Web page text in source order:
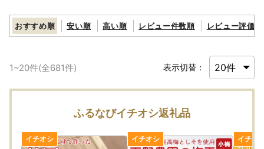
おすすめ順 安い順 高い順 レビュー件数順 レビュー評価順
1~20件(全681件) 表示切替：
ふるなびイチオシ返礼品